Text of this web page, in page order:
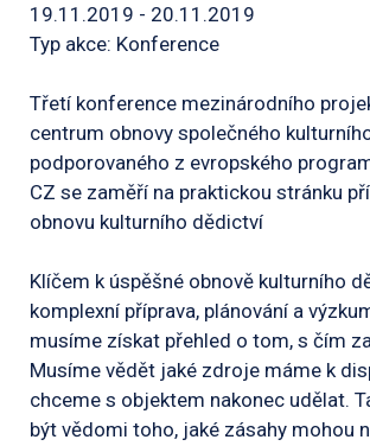
19.11.2019 - 20.11.2019
Typ akce: Konference
Třetí konference mezinárodního
centrum obnovy společného
podporovaného z evropského
CZ se zaměří na praktickou stránku
obnovu kulturního dědictví
Klíčem k úspěšné obnově kulturního
komplexní příprava, plánování a
musíme získat přehled o tom, s čím
Musíme vědět jaké zdroje máme k
chceme s objektem nakonec udělat.
být vědomi toho, jaké zásahy mohou